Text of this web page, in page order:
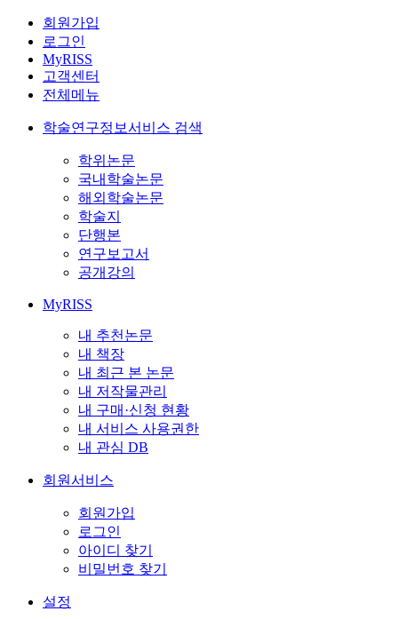
회원가입
로그인
MyRISS
고객센터
전체메뉴
학술연구정보서비스 검색
학위논문
국내학술논문
해외학술논문
학술지
단행본
연구보고서
공개강의
MyRISS
내 추천논문
내 책장
내 최근 본 논문
내 저작물관리
내 구매·신청 현황
내 서비스 사용권한
내 관심 DB
회원서비스
회원가입
로그인
아이디 찾기
비밀번호 찾기
설정